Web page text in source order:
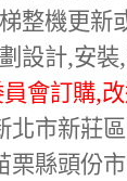
整機更新
設計,安裝,
員會訂購,
北市新莊
栗縣頭份